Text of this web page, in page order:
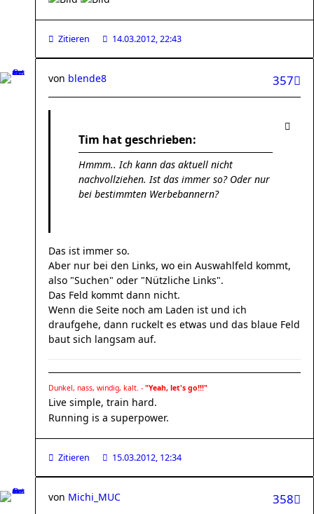
Zitieren 14.03.2012, 22:43
357
von blende8
Tim hat geschrieben:
Hmmm.. Ich kann das aktuell nicht
nachvollziehen. Ist das immer so? Oder nur
bei bestimmten Werbebannern?
Das ist immer so.
Aber nur bei den Links, wo ein Auswahlfeld kommt,
also "Suchen" oder "Nützliche Links".
Das Feld kommt dann nicht.
Wenn die Seite noch am Laden ist und ich
draufgehe, dann ruckelt es etwas und das blaue Feld
baut sich langsam auf.
Dunkel, nass, windig, kalt. - "Yeah, let's go!!!"
Live simple, train hard.
Running is a superpower.
Zitieren 15.03.2012, 12:34
358
von Michi_MUC